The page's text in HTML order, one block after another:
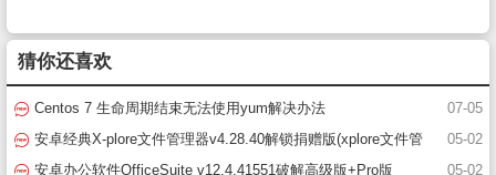
猜你还喜欢
07-05
Centos 7 生命周期结束无法使用yum解决办法
05-02
安卓经典X-plore文件管理器v4.28.40解锁捐赠版(xplore文件管
理器破解版)
05-02
安卓办公软件OfficeSuite v12.4.41551破解高级版+Pro版